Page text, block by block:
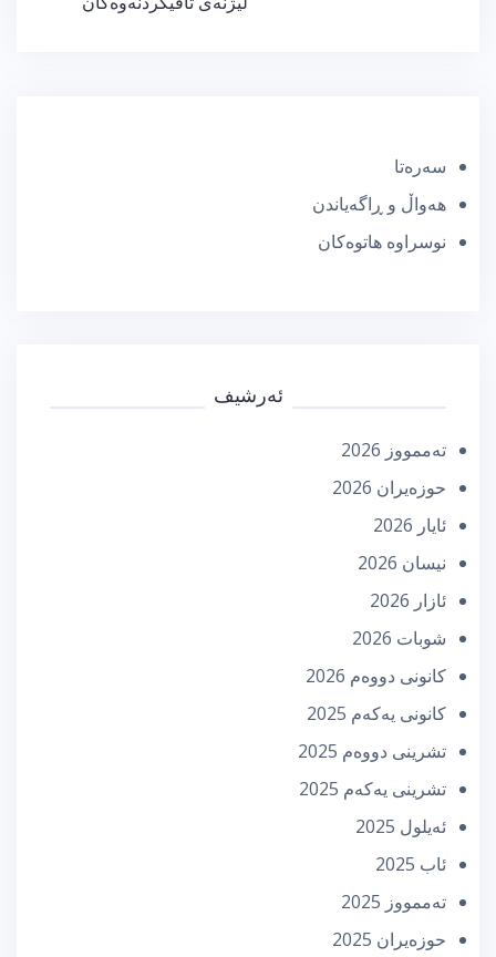
سەرەتا
هەواڵ و ڕاگەیاندن
نوسراوە هاتوەکان
ئەرشیف
تەممووز 2026
حوزه‌یران 2026
ئایار 2026
نیسان 2026
ئازار 2026
شوبات 2026
كانونی دووه‌م 2026
كانونی یه‌كه‌م 2025
تشرینی دووه‌م 2025
تشرینی یه‌كه‌م 2025
ئه‌یلول 2025
ئاب 2025
تەممووز 2025
حوزه‌یران 2025